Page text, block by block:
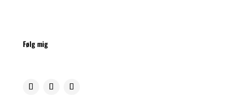
Følg mig